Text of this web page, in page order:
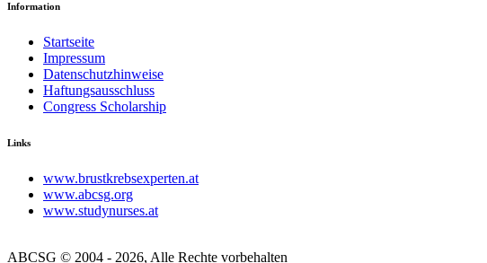
Information
Startseite
Impressum
Datenschutzhinweise
Haftungsausschluss
Congress Scholarship
Links
www.brustkrebsexperten.at
www.abcsg.org
www.studynurses.at
ABCSG © 2004 - 2026, Alle Rechte vorbehalten